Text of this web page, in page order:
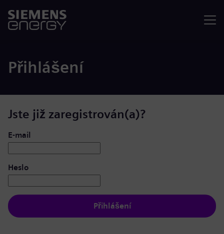
Přihlášení
Jste již zaregistrován(a)?
Přihlášení: uživatel a heslo
E-mail
Heslo
Přihlášení